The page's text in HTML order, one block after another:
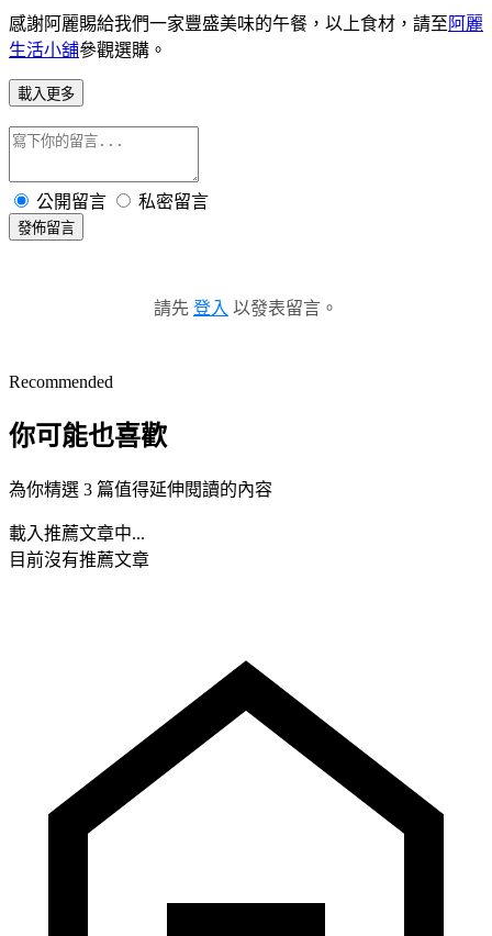
感謝阿麗賜給我們一家豐盛美味的午餐，以上食材，請至 阿麗
生活小舖參觀選購。
載入更多
公開留言 私密留言
發佈留言
請先 登入 以發表留言。
Recommended
你可能也喜歡
為你精選 3 篇值得延伸閱讀的內容
載入推薦文章中...
目前沒有推薦文章